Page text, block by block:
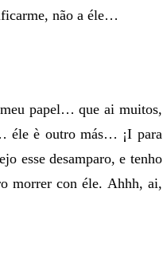
não a éle…
meu papel… que ai muitos,
éle è outro más… ¡I para
esse desamparo, e tenho
morrer con éle. Ahhh, ai,